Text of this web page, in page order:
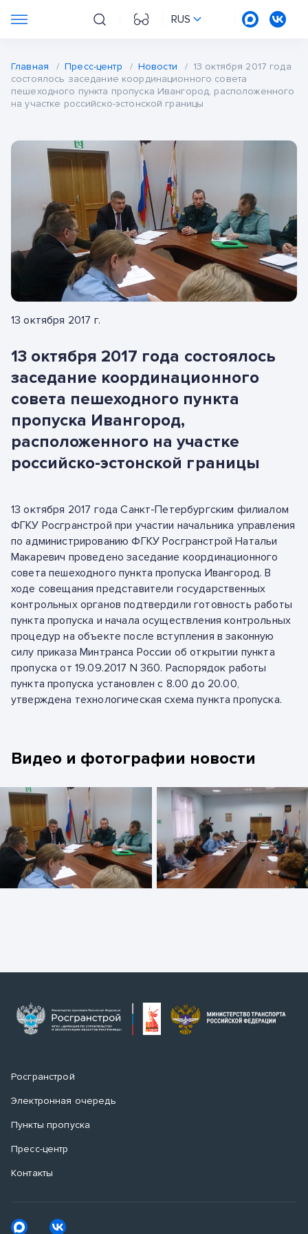
RUS
Главная / Пресс-центр / Новости / 13 октября 2017 года
состоялось заседание координационного совета
пешеходного пункта пропуска Ивангород, расположенного
на участке российско-эстонской границы
13 октября 2017 г.
13 октября 2017 года состоялось
заседание координационного
совета пешеходного пункта
пропуска Ивангород,
расположенного на участке
российско-эстонской границы
13 октября 2017 года Санкт-Петербургским филиалом
ФГКУ Росгранстрой при участии начальника управления
по администрированию ФГКУ Росгранстрой Натальи
Макаревич проведено заседание координационного
совета пешеходного пункта пропуска Ивангород. В
ходе совещания представители государственных
контрольных органов подтвердили готовность работы
пункта пропуска и начала осуществления контрольных
процедур на объекте после вступления в законную
силу приказа Минтранса России об открытии пункта
пропуска от 19.09.2017 N 360. Распорядок работы
пункта пропуска установлен с 8.00 до 20.00,
утверждена технологическая схема пункта пропуска.
Видео и фотографии новости
Росгранстрой
Электронная очередь
Пункты пропуска
Пресс-центр
Контакты